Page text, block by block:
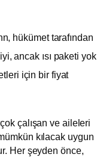
hükümet tarafından
ancak ısı paketi yok
için bir fiyat
çalışan ve aileleri
kılacak uygun
Her şeyden önce,